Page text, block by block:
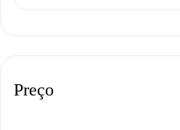
Preço